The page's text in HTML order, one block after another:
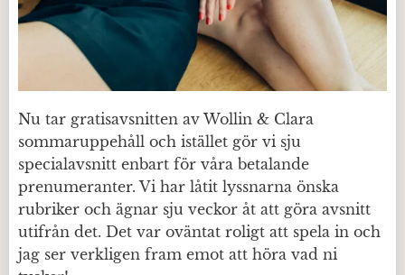
Nu tar gratisavsnitten av Wollin & Clara
sommaruppehåll och istället gör vi sju
specialavsnitt enbart för våra betalande
prenumeranter. Vi har låtit lyssnarna önska
rubriker och ägnar sju veckor åt att göra avsnitt
utifrån det. Det var oväntat roligt att spela in och
jag ser verkligen fram emot att höra vad ni